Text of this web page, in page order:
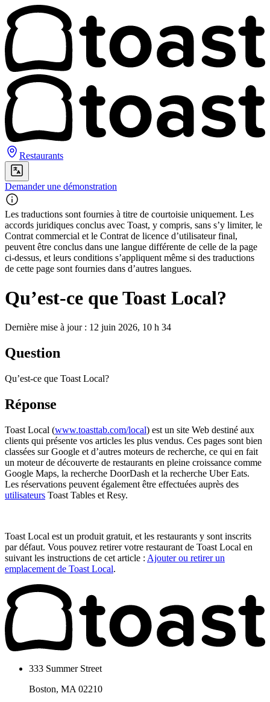
Restaurants
Demander une démonstration
Les traductions sont fournies à titre de courtoisie uniquement. Les
accords juridiques conclus avec Toast, y compris, sans s’y limiter, le
Contrat commercial et le Contrat de licence d’utilisateur final,
peuvent être conclus dans une langue différente de celle de la page
ci-dessus, et leurs conditions s’appliquent même si des traductions
de cette page sont fournies dans d’autres langues.
Qu’est-ce que Toast Local?
Dernière mise à jour : 12 juin 2026, 10 h 34
Question
Qu’est-ce que Toast Local?
Réponse
Toast Local (www.toasttab.com/local) est un site Web destiné aux
clients qui présente vos articles les plus vendus. Ces pages sont bien
classées sur Google et d’autres moteurs de recherche, ce qui en fait
un moteur de découverte de restaurants en pleine croissance comme
Google Maps, la recherche DoorDash et la recherche Uber Eats.
Les réservations peuvent également être effectuées auprès des
utilisateurs Toast Tables et Resy.
Toast Local est un produit gratuit, et les restaurants y sont inscrits
par défaut. Vous pouvez retirer votre restaurant de Toast Local en
suivant les instructions de cet article : Ajouter ou retirer un
emplacement de Toast Local.
333 Summer Street
Boston, MA 02210